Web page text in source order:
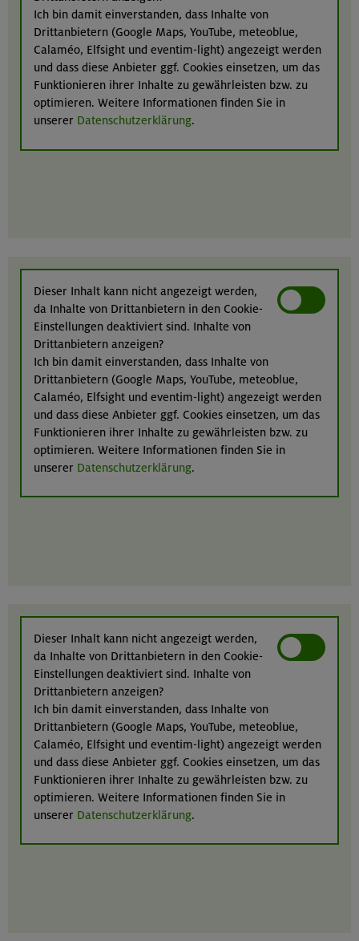
Ich bin damit einverstanden, dass Inhalte von
Drittanbietern (Google Maps, YouTube, meteoblue,
Calaméo, Elfsight und eventim-light) angezeigt werden
und dass diese Anbieter ggf. Cookies einsetzen, um das
Funktionieren ihrer Inhalte zu gewährleisten bzw. zu
optimieren. Weitere Informationen finden Sie in
unserer Datenschutzerklärung.
Dieser Inhalt kann nicht angezeigt werden,
da Inhalte von Drittanbietern in den Cookie-
Einstellungen deaktiviert sind. Inhalte von
Drittanbietern anzeigen?
Ich bin damit einverstanden, dass Inhalte von
Drittanbietern (Google Maps, YouTube, meteoblue,
Calaméo, Elfsight und eventim-light) angezeigt werden
und dass diese Anbieter ggf. Cookies einsetzen, um das
Funktionieren ihrer Inhalte zu gewährleisten bzw. zu
optimieren. Weitere Informationen finden Sie in
unserer Datenschutzerklärung.
Dieser Inhalt kann nicht angezeigt werden,
da Inhalte von Drittanbietern in den Cookie-
Einstellungen deaktiviert sind. Inhalte von
Drittanbietern anzeigen?
Ich bin damit einverstanden, dass Inhalte von
Drittanbietern (Google Maps, YouTube, meteoblue,
Calaméo, Elfsight und eventim-light) angezeigt werden
und dass diese Anbieter ggf. Cookies einsetzen, um das
Funktionieren ihrer Inhalte zu gewährleisten bzw. zu
optimieren. Weitere Informationen finden Sie in
unserer Datenschutzerklärung.